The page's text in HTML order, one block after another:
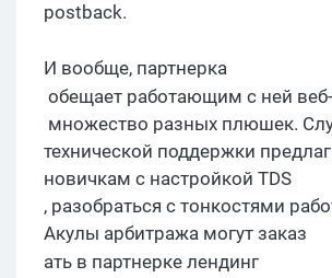
postback.
И вообще, партнерка
обещает работающим с ней веб-
множество разных плюшек.
технической поддержки
новичкам с настройкой TDS
, разобраться с тонкостями
Акулы арбитража могут заказ
ать в партнерке лендинг